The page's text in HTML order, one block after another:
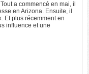
a commencé en mai, il
en Arizona. Ensuite, il
Et plus récemment en
influence et une